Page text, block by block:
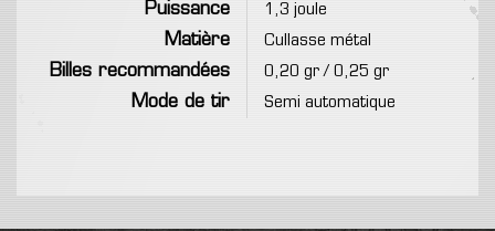
Puissance
1,3 joule
Matière
Cullasse métal
Billes recommandées
0,20 gr / 0,25 gr
Mode de tir
Semi automatique